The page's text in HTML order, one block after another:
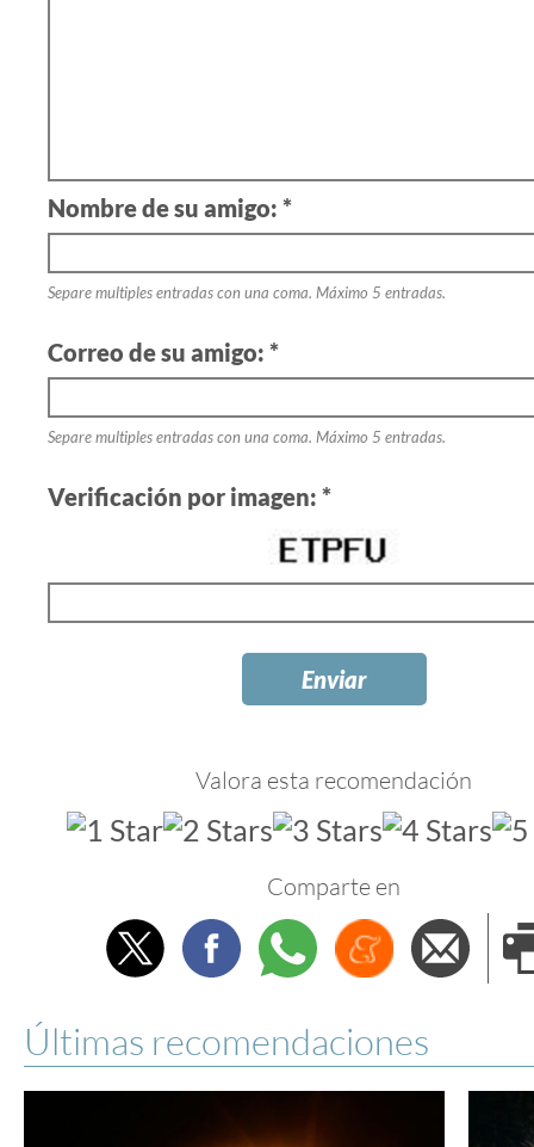
Nombre de su amigo: *
Separe multiples entradas con una coma. Máximo 5 entradas.
Correo de su amigo: *
Separe multiples entradas con una coma. Máximo 5 entradas.
Verificación por imagen: *
Valora esta recomendación
Comparte en
TwitterFacebookWhatsappMenéame
Últimas recomendaciones